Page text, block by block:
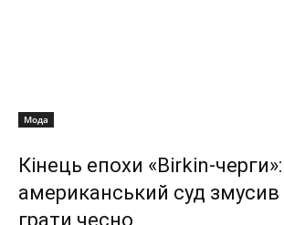
Мода
Кінець епохи «Birkin-
американський суд змусив
грати чесно